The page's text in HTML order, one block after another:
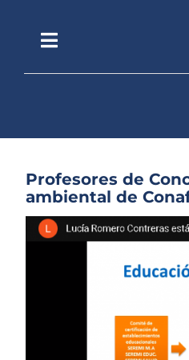
contenidoToggle
Navigation
Profesores de
ambiental de
Ver
imagen